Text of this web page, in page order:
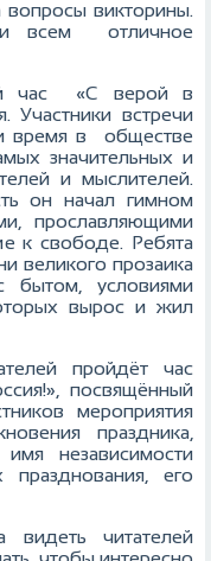
викторины.
всем отличное
час «С верой в
Участники встречи
время в обществе
значительных и
и мыслителей.
он начал гимном
прославляющими
к свободе. Ребята
великого прозаика
бытом, условиями
вырос и жил
пройдёт час
посвящённый
мероприятия
праздника,
независимости
его
видеть читателей